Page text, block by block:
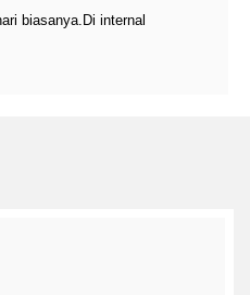
biasanya.Di internal